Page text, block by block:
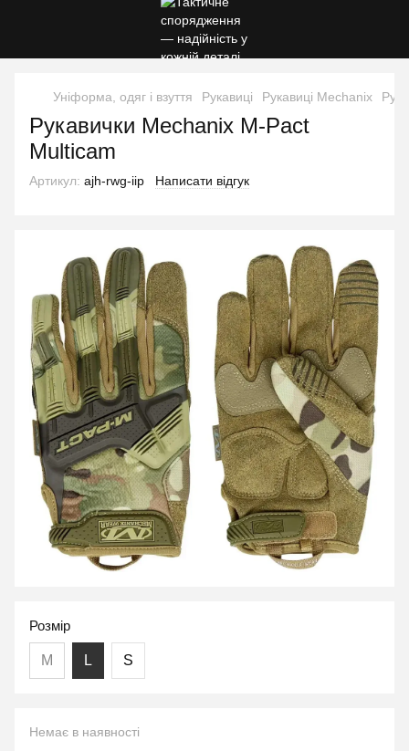
Уніформа, одяг і взуття Рукавиці Рукавиці Mechanix
Рукавички Mechanix M-Pact
Multicam
Артикул: ajh-rwg-iip Написати відгук
Розмір
M L S
Немає в наявності